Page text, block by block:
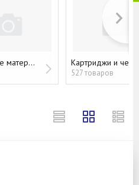
Расходные материалы
527 товаров